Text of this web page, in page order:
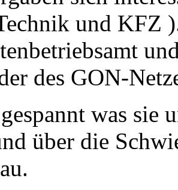
und KFZ
des GON-
was sie
über die